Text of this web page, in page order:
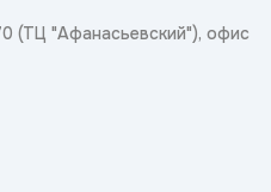
(ТЦ "Афанасьевский"), офис